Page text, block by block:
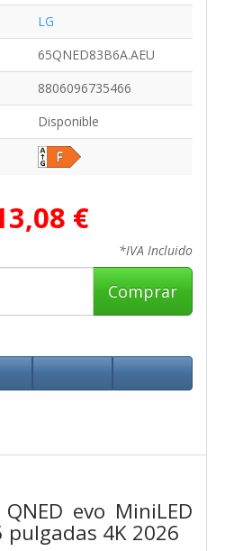
LG
65QNED83B6A.AEU
8806096735466
Disponible
€
*IVA Incluido
Comprar
evo MiniLED
pulgadas 4K 2026